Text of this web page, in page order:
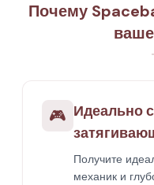
Почему
🎮 Идеально
Получите
механик и